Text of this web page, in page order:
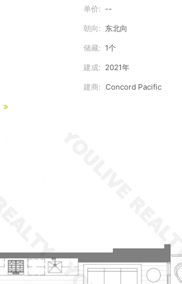
单价: --
朝向: 东北向
储藏: 1个
建成: 2021年
建商: Concord Pacific